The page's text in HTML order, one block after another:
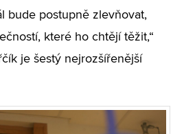
bude postupně zlevňovat,
které ho chtějí těžit,“
je šestý nejrozšířenější